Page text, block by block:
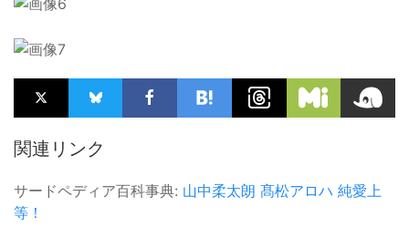
関連リンク
サードペディア百科事典: 山中柔太朗 髙松アロハ 純愛上
等！